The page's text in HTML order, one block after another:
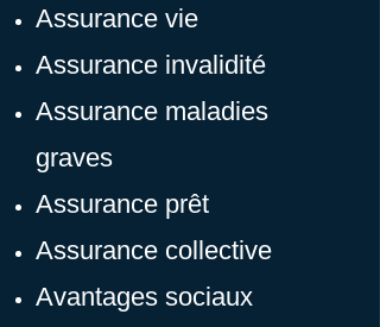
Assurance vie
Assurance invalidité
Assurance maladies
graves
Assurance prêt
Assurance collective
Avantages sociaux